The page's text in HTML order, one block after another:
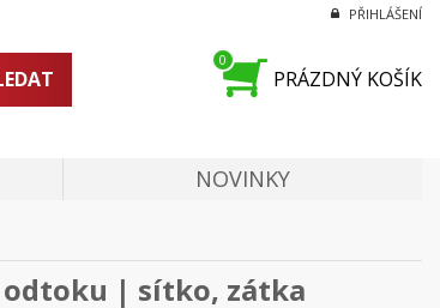
PŘIHLÁŠENÍ
0
PRÁZDNÝ KOŠÍK
NOVINKY
| sítko, zátka